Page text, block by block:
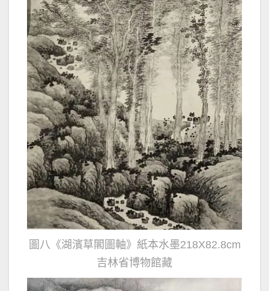
圖八《湖濱草閣圖軸》紙本水墨218X82.8cm
吉林省博物館藏